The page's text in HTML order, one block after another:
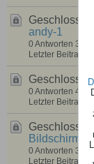
andy-1
0 Antworten
Letzter Beitrag
0 Antworten
Letzter Beitrag
0 Antworten
Letzter Beitrag